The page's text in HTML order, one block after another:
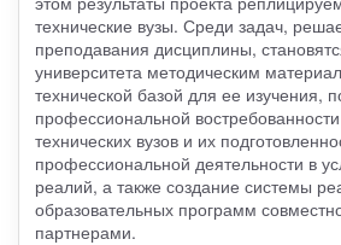
технические вузы. Среди задач,
преподавания дисциплины,
университета методическим
технической базой для ее изучения,
профессиональной
технических вузов и их
профессиональной деятельности в
реалий, а также создание системы
образовательных программ
партнерами.